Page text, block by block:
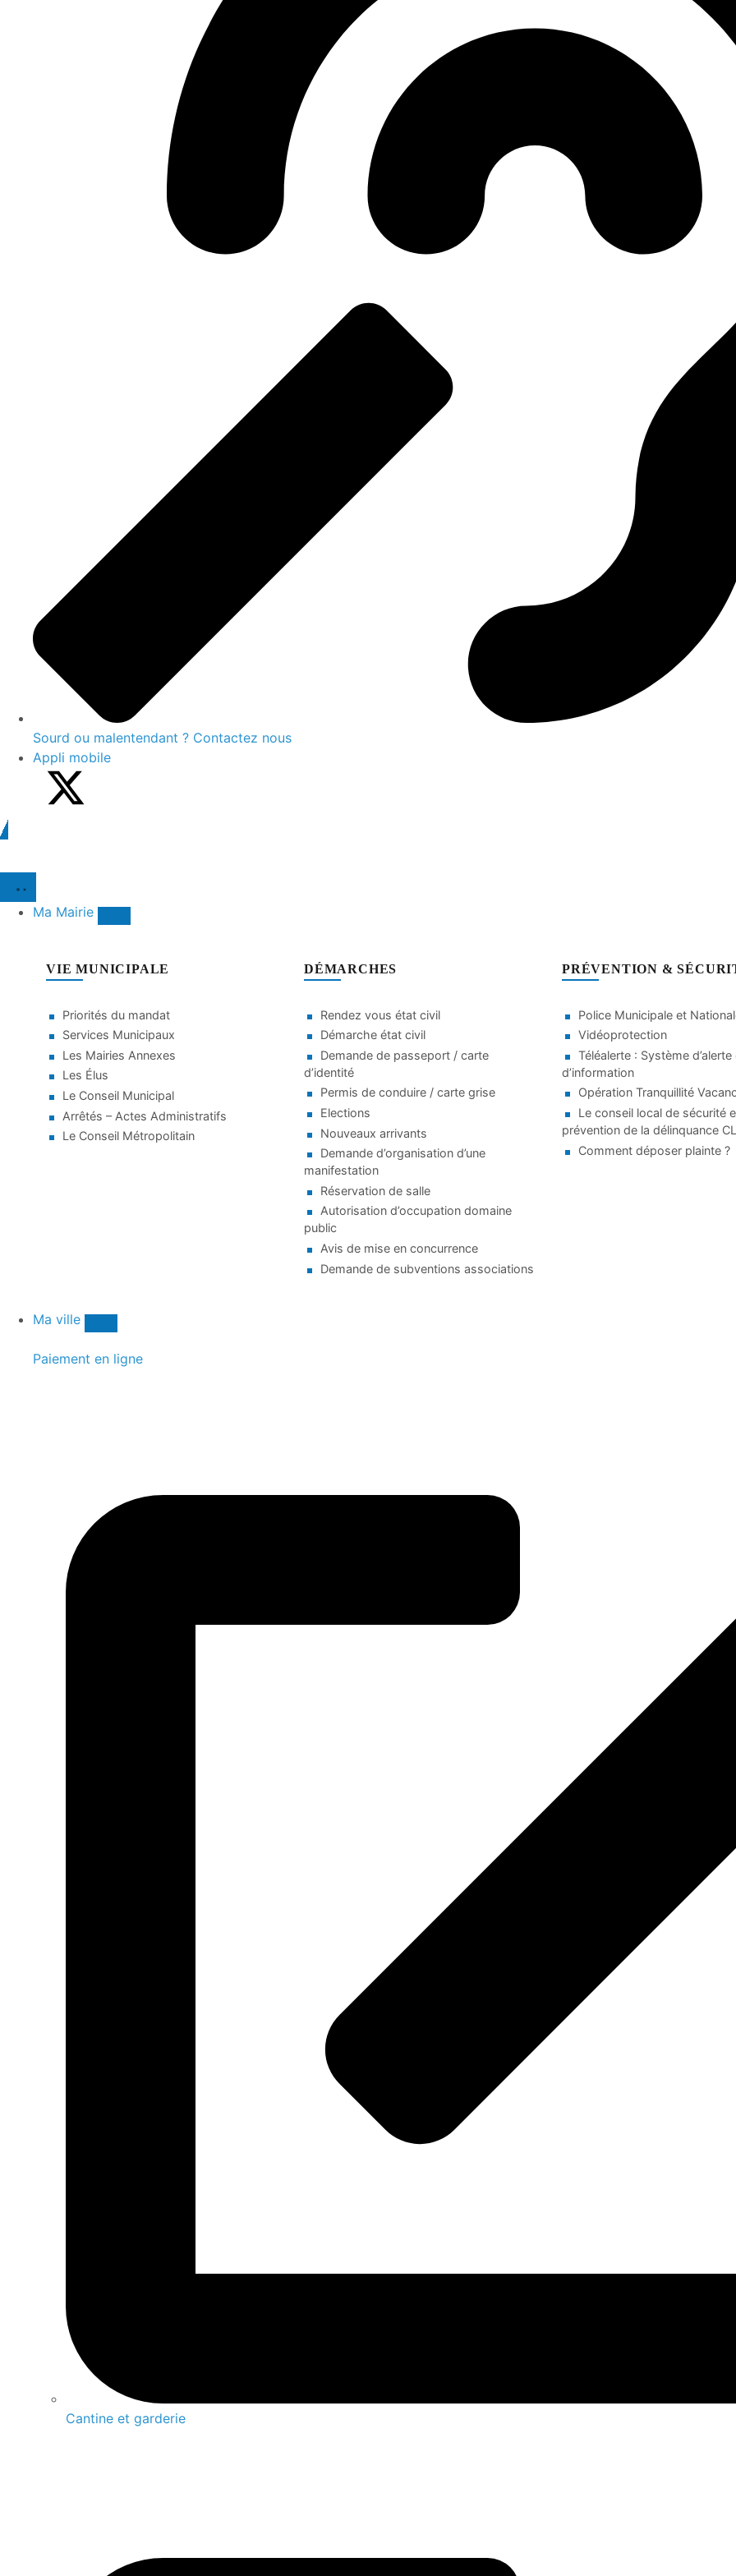
Sourd ou malentendant ? Contactez nous
Appli mobile
Ma Mairie
VIE MUNICIPALE
Priorités du mandat
Services Municipaux
Les Mairies Annexes
Les Élus
Le Conseil Municipal
Arrêtés – Actes Administratifs
Le Conseil Métropolitain
DÉMARCHES
Rendez vous état civil
Démarche état civil
Demande de passeport / carte
d’identité
Permis de conduire / carte grise
Elections
Nouveaux arrivants
Demande d’organisation d’une
manifestation
Réservation de salle
Autorisation d’occupation domaine
public
Avis de mise en concurrence
Demande de subventions associations
PRÉVENTION &
Police Municipale et
Vidéoprotection
Téléalerte : Système d’alerte
d’information
Opération Tranquillité
Le conseil local de sécurité
prévention de la délinquance
Comment déposer plainte ?
Ma ville
Paiement en ligne
Cantine et garderie